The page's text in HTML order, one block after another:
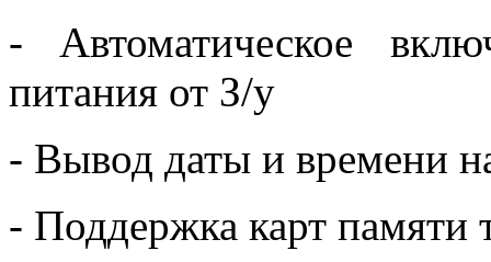
- Автоматическое
питания от З/у
- Вывод даты и времени
- Поддержка карт